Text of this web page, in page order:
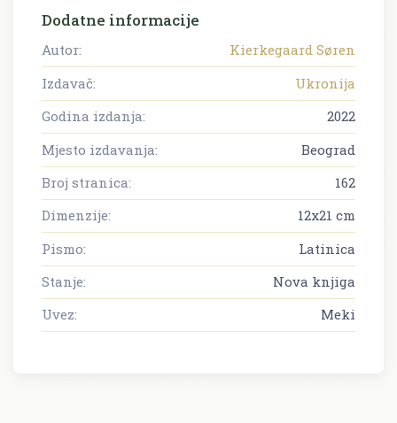
Dodatne informacije
Autor:
Kierkegaard Søren
Izdavač:
Ukronija
Godina izdanja:
2022
Mjesto izdavanja:
Beograd
Broj stranica:
162
Dimenzije:
12x21 cm
Pismo:
Latinica
Stanje:
Nova knjiga
Uvez:
Meki